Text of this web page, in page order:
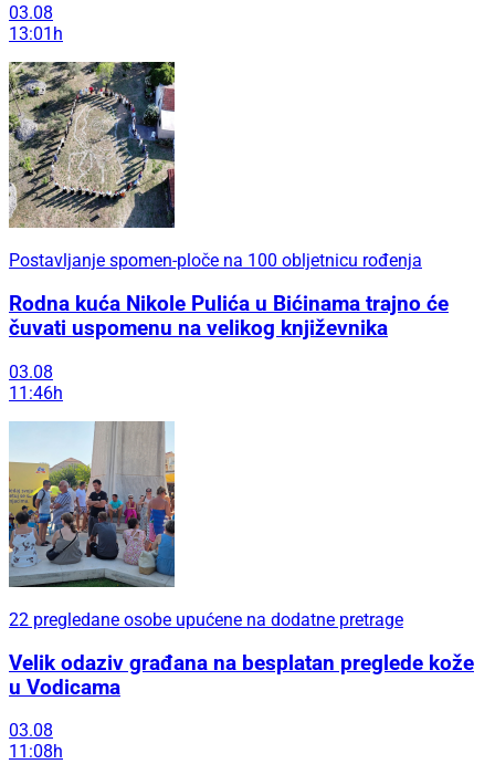
03.08
13:01h
Postavljanje spomen-ploče na 100 obljetnicu rođenja
Rodna kuća Nikole Pulića u Bićinama trajno će
čuvati uspomenu na velikog književnika
03.08
11:46h
22 pregledane osobe upućene na dodatne pretrage
Velik odaziv građana na besplatan preglede kože
u Vodicama
03.08
11:08h